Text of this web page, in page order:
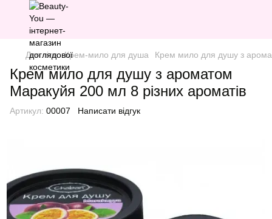
Для тіла Крем-мило для душа Крем мило для душу з
Крем мило для душу з ароматом
Маракуйя 200 мл 8 різних ароматів
Артикул: 00007 Написати відгук